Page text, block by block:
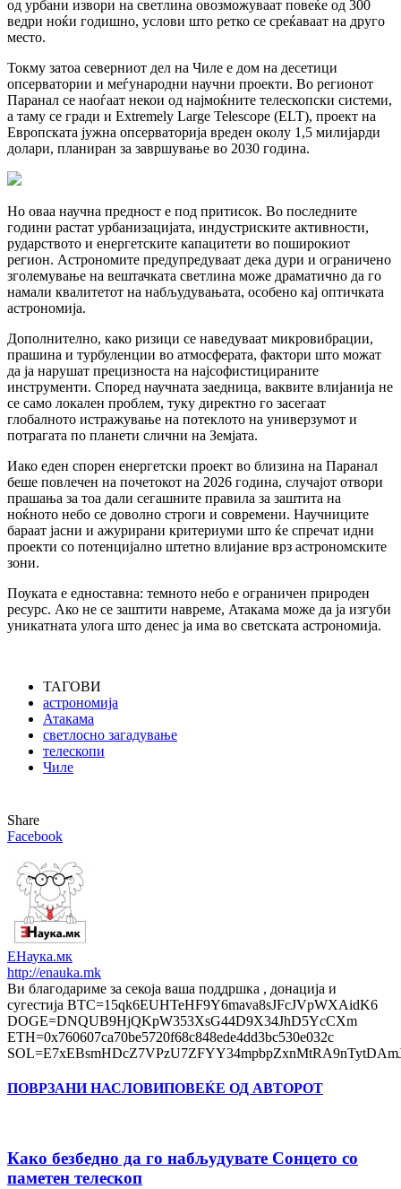
од урбани извори на светлина овозможуваат повеќе од 300
ведри ноќи годишно, услови што ретко се среќаваат на друго
место.
Токму затоа северниот дел на Чиле е дом на десетици
опсерватории и меѓународни научни проекти. Во регионот
Паранал се наоѓаат некои од најмоќните телескопски системи,
а таму се гради и Extremely Large Telescope (ELT), проект на
Европската јужна опсерваторија вреден околу 1,5 милијарди
долари, планиран за завршување во 2030 година.
Но оваа научна предност е под притисок. Во последните
години растат урбанизацијата, индустриските активности,
рударството и енергетските капацитети во поширокиот
регион. Астрономите предупредуваат дека дури и ограничено
зголемување на вештачката светлина може драматично да го
намали квалитетот на набљудувањата, особено кај оптичката
астрономија.
Дополнително, како ризици се наведуваат микровибрации,
прашина и турбуленции во атмосферата, фактори што можат
да ја нарушат прецизноста на најсофистицираните
инструменти. Според научната заедница, ваквите влијанија не
се само локален проблем, туку директно го засегаат
глобалното истражување на потеклото на универзумот и
потрагата по планети слични на Земјата.
Иако еден спорен енергетски проект во близина на Паранал
беше повлечен на почетокот на 2026 година, случајот отвори
прашања за тоа дали сегашните правила за заштита на
ноќното небо се доволно строги и современи. Научниците
бараат јасни и ажурирани критериуми што ќе спречат идни
проекти со потенцијално штетно влијание врз астрономските
зони.
Поуката е едноставна: темното небо е ограничен природен
ресурс. Ако не се заштити навреме, Атакама може да ја изгуби
уникатната улога што денес ја има во светската астрономија.
ТАГОВИ
астрономија
Атакама
светлосно загадување
телескопи
Чиле
Share
Facebook
ЕНаука.мк
http://enauka.mk
Ви благодариме за секоја ваша поддршка , донација и
сугестија BTC=15qk6EUHTeHF9Y6mava8sJFcJVpWXAidK6
DOGE=DNQUB9HjQKpW353XsG44D9X34JhD5YcCXm
ETH=0x760607ca70be5720f68c848ede4dd3bc530e032c
ПОВРЗАНИ НАСЛОВИПОВЕЌЕ ОД АВТОРОТ
Како безбедно да го набљудувате Сонцето со
паметен телескоп